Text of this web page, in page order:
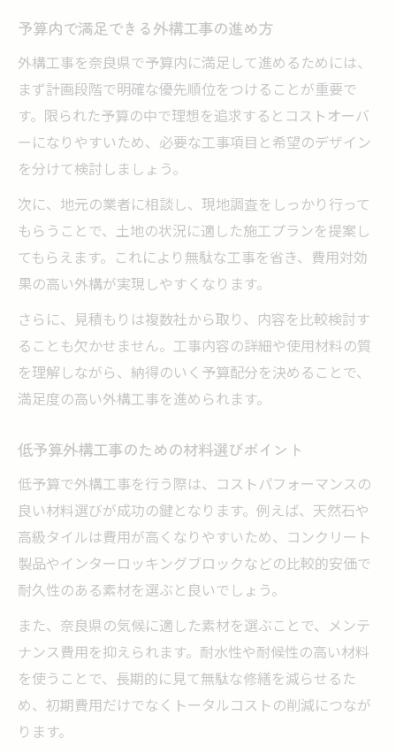
予算内で満足できる外構工事の進め方
外構工事を奈良県で予算内に満足して進めるためには、
まず計画段階で明確な優先順位をつけることが重要で
す。限られた予算の中で理想を追求するとコストオーバ
ーになりやすいため、必要な工事項目と希望のデザイン
を分けて検討しましょう。
次に、地元の業者に相談し、現地調査をしっかり行って
もらうことで、土地の状況に適した施工プランを提案し
てもらえます。これにより無駄な工事を省き、費用対効
果の高い外構が実現しやすくなります。
さらに、見積もりは複数社から取り、内容を比較検討す
ることも欠かせません。工事内容の詳細や使用材料の質
を理解しながら、納得のいく予算配分を決めることで、
満足度の高い外構工事を進められます。
低予算外構工事のための材料選びポイント
低予算で外構工事を行う際は、コストパフォーマンスの
良い材料選びが成功の鍵となります。例えば、天然石や
高級タイルは費用が高くなりやすいため、コンクリート
製品やインターロッキングブロックなどの比較的安価で
耐久性のある素材を選ぶと良いでしょう。
また、奈良県の気候に適した素材を選ぶことで、メンテ
ナンス費用を抑えられます。耐水性や耐候性の高い材料
を使うことで、長期的に見て無駄な修繕を減らせるた
め、初期費用だけでなくトータルコストの削減につなが
ります。